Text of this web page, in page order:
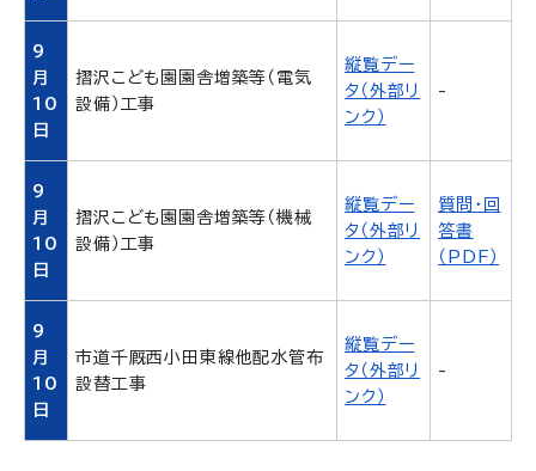
9
月
10
日
摺沢こども園園舎増築等（電気
設備）工事
縦覧デー
タ（外部リ
ンク）
-
9
月
10
日
摺沢こども園園舎増築等（機械
設備）工事
縦覧デー
タ（外部リ
ンク）
質問・回
答書
（PDF）
9
月
10
日
市道千厩西小田東線他配水管布
設替工事
縦覧デー
タ（外部リ
ンク）
-